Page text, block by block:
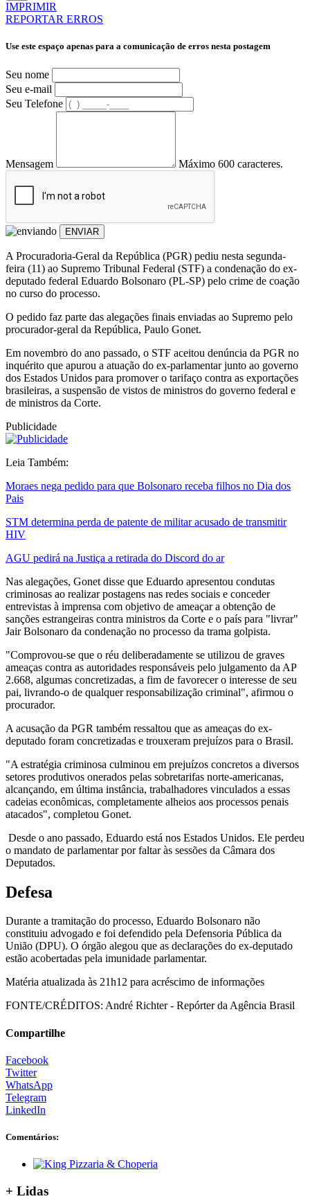
IMPRIMIR
REPORTAR ERROS
Use este espaço apenas para a comunicação de erros nesta postagem
Seu nome
Seu e-mail
Seu Telefone
Mensagem Máximo 600 caracteres.
ENVIAR
A Procuradoria-Geral da República (PGR) pediu nesta segunda-
feira (11) ao Supremo Tribunal Federal (STF) a condenação do ex-
deputado federal Eduardo Bolsonaro (PL-SP) pelo crime de coação
no curso do processo.
O pedido faz parte das alegações finais enviadas ao Supremo pelo
procurador-geral da República, Paulo Gonet.
Em novembro do ano passado, o STF aceitou denúncia da PGR no
inquérito que apurou a atuação do ex-parlamentar junto ao governo
dos Estados Unidos para promover o tarifaço contra as exportações
brasileiras, a suspensão de vistos de ministros do governo federal e
de ministros da Corte.
Publicidade
Leia Também:
Moraes nega pedido para que Bolsonaro receba filhos no Dia dos
Pais
STM determina perda de patente de militar acusado de transmitir
HIV
AGU pedirá na Justiça a retirada do Discord do ar
Nas alegações, Gonet disse que Eduardo apresentou condutas
criminosas ao realizar postagens nas redes sociais e conceder
entrevistas à imprensa com objetivo de ameaçar a obtenção de
sanções estrangeiras contra ministros da Corte e o país para "livrar"
Jair Bolsonaro da condenação no processo da trama golpista.
"Comprovou-se que o réu deliberadamente se utilizou de graves
ameaças contra as autoridades responsáveis pelo julgamento da AP
2.668, algumas concretizadas, a fim de favorecer o interesse de seu
pai, livrando-o de qualquer responsabilização criminal", afirmou o
procurador.
A acusação da PGR também ressaltou que as ameaças do ex-
deputado foram concretizadas e trouxeram prejuízos para o Brasil.
"A estratégia criminosa culminou em prejuízos concretos a diversos
setores produtivos onerados pelas sobretarifas norte-americanas,
alcançando, em última instância, trabalhadores vinculados a essas
cadeias econômicas, completamente alheios aos processos penais
atacados", completou Gonet.
Desde o ano passado, Eduardo está nos Estados Unidos. Ele perdeu
o mandato de parlamentar por faltar às sessões da Câmara dos
Deputados.
Defesa
Durante a tramitação do processo, Eduardo Bolsonaro não
constituiu advogado e foi defendido pela Defensoria Pública da
União (DPU). O órgão alegou que as declarações do ex-deputado
estão acobertadas pela imunidade parlamentar.
Matéria atualizada às 21h12 para acréscimo de informações
FONTE/CRÉDITOS: André Richter - Repórter da Agência Brasil
Compartilhe
Facebook
Twitter
WhatsApp
Telegram
LinkedIn
Comentários:
+ Lidas